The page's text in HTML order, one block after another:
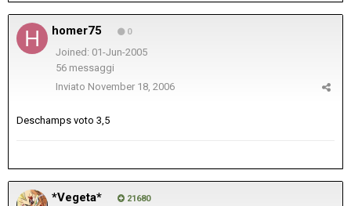
homer75 0
Joined: 01-Jun-2005
56 messaggi
Inviato November 18, 2006
Deschamps voto 3,5
*Vegeta* 21680